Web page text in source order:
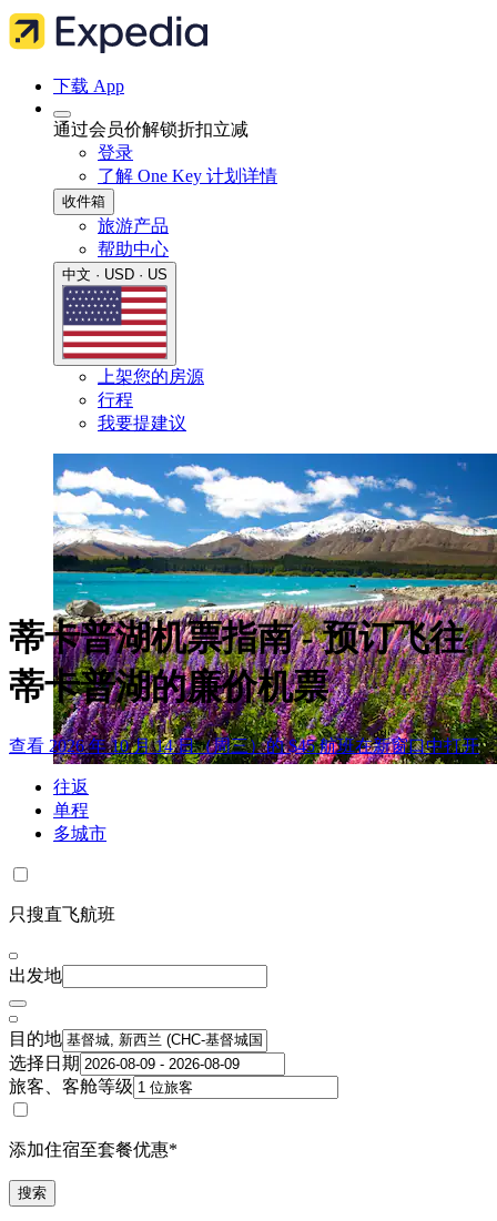
下载 App
通过会员价解锁折扣立减
登录
了解 One Key 计划详情
收件箱
旅游产品
帮助中心
中文 · USD · US
上架您的房源
行程
我要提建议
蒂卡普湖机票指南 - 预订飞往
蒂卡普湖的廉价机票
查看 2026 年 10 月 14 日（周三）的 $45 航班在新窗口中打开
往返
单程
多城市
只搜直飞航班
出发地
目的地
选择日期
旅客、客舱等级
添加住宿至套餐优惠*
搜索